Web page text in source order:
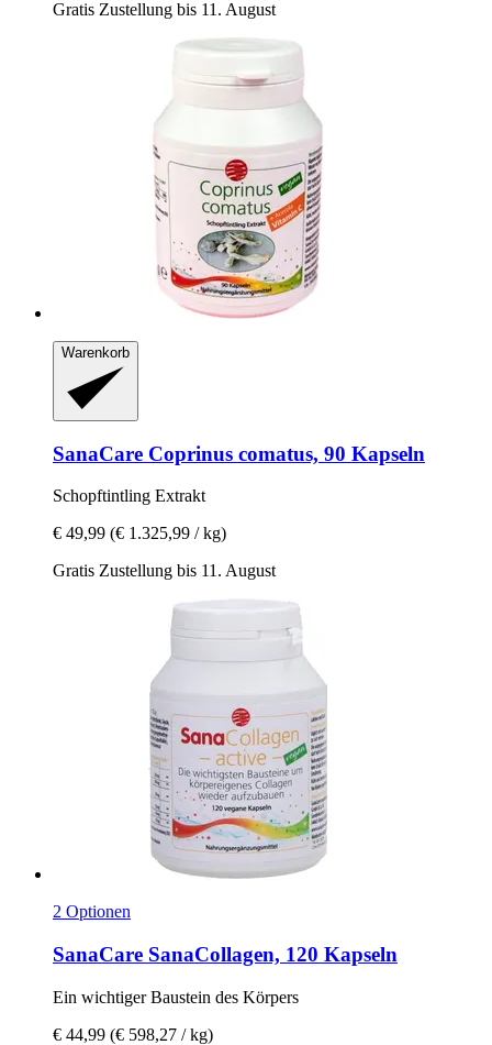
Gratis Zustellung bis 11. August
Warenkorb
SanaCare Coprinus comatus, 90 Kapseln
Schopftintling Extrakt
€ 49,99 (€ 1.325,99 / kg)
Gratis Zustellung bis 11. August
2 Optionen
SanaCare SanaCollagen, 120 Kapseln
Ein wichtiger Baustein des Körpers
€ 44,99 (€ 598,27 / kg)